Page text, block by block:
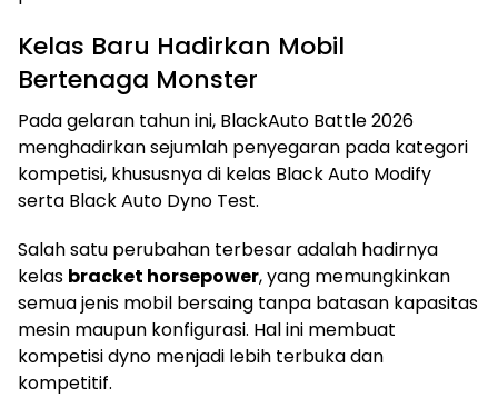
Kelas Baru Hadirkan Mobil
Bertenaga Monster
Pada gelaran tahun ini, BlackAuto Battle 2026
menghadirkan sejumlah penyegaran pada kategori
kompetisi, khususnya di kelas Black Auto Modify
serta Black Auto Dyno Test.
Salah satu perubahan terbesar adalah hadirnya
kelas bracket horsepower, yang memungkinkan
semua jenis mobil bersaing tanpa batasan kapasitas
mesin maupun konfigurasi. Hal ini membuat
kompetisi dyno menjadi lebih terbuka dan
kompetitif.